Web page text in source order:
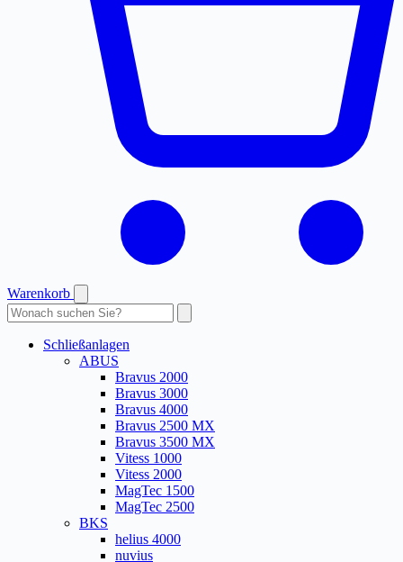
Warenkorb
Produkte
durchsuchen
Schließanlagen
ABUS
Bravus 2000
Bravus 3000
Bravus 4000
Bravus 2500 MX
Bravus 3500 MX
Vitess 1000
Vitess 2000
MagTec 1500
MagTec 2500
BKS
helius 4000
nuvius